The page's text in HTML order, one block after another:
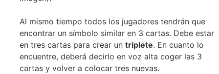
Al mismo tiempo todos los jugadores tendrán que
encontrar un símbolo similar en 3 cartas. Debe estar
en tres cartas para crear un triplete. En cuanto lo
encuentre, deberá decirlo en voz alta coger las 3
cartas y volver a colocar tres nuevas.